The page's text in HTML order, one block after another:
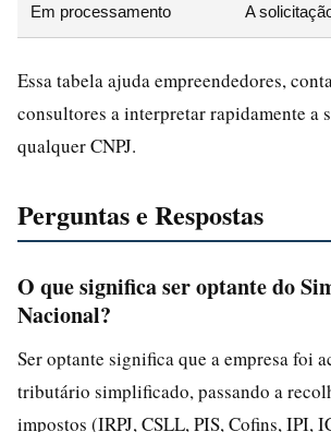
Em processamento A
Essa tabela ajuda empreendedores,
consultores a interpretar rapidamente a
qualquer CNPJ.
Perguntas e Respostas
O que significa ser optante do
Nacional?
Ser optante significa que a empresa foi
tributário simplificado, passando a
impostos (IRPJ, CSLL, PIS, Cofins, IPI,